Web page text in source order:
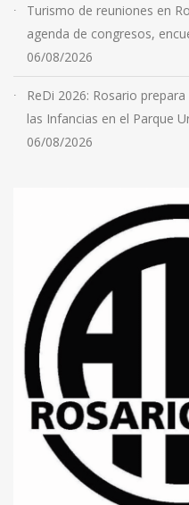
Turismo de reuniones en
agenda de congresos,
06/08/2026
ReDi 2026: Rosario
las Infancias en el Parque
06/08/2026